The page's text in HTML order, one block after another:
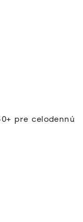
pre celodennú